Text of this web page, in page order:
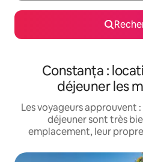
Constanța :
déjeuner les
Les voyageurs approuvent
déjeuner sont très
emplacement, leur